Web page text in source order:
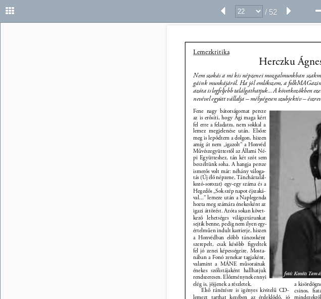
/ 52
Lemezkritika
Herczku
Nem szokás a mi kis népzenei mozgalmunkban
gáink munkájáról. Ha jól emlékszem, a folkMAGazin
azóta is legfeljebb találgathatjuk... A következőkben
nevével együtt vállalja – mélységesen szubjektív –
Fene nagy bátorságomat persze
az is erősíti, hogy Ági maga kért
fel erre a feladatra, nem sokkal a
lemez megjelenése után. Elsőre
meg is lepődtem a dolgon, hiszen
amíg át nem „igazolt” a Honvéd
Művészegyüttestől az Állami Né-
pi Együtteshez, tán két szót sem
beszéltünk soha. A hangja persze
ismerős volt már: néhány váloga-
tás (Új élő népzene, Táncháztalál-
kozó-sorozat) egy-egy száma és a
Hegedős „Sok szép napot éjszaká-
val...” lemeze után a Naplegenda
hozta meg számára énekesként az
igazi áttörést. Azóta sokan követ-
kező lehetséges világsztárunkat
sejtik benne, pedig nem ilyen egy-
értelműen indult karrierje, hiszen
a Honvédban előbb táncosként
szerepelt, csak később ﬁgyeltek
fel jó zenei képességeire. Mosta-
nában a Fonó zenekar tagjaként,
valamint a MÁNE műsorainak
énekes szólistájaként hallhatjuk
rendszeresen. Előzménynek ennyi
elég is, jöjjenek a részletek.
Első ránézésre is igényes kivitelű CD-
lemezt tarthat kezében az érdeklődő, jó
a
csinos,
fotó: Kováts